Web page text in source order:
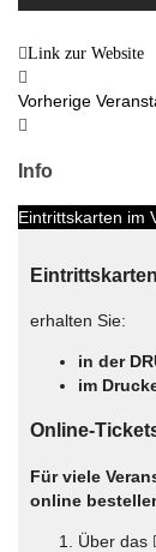
Link zur Website
Vorherige
Info
Eintrittskarten im
erhalten Sie:
in der
im
Online-
Für viele
online
Über das